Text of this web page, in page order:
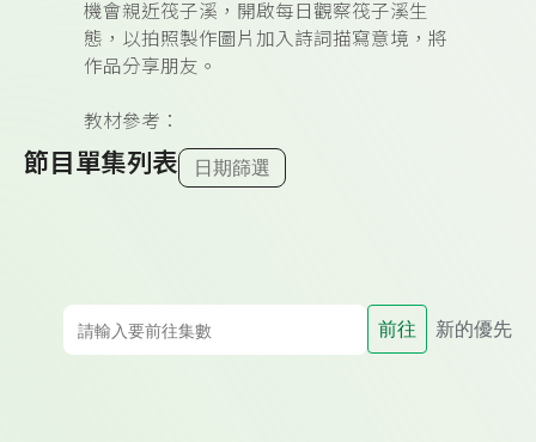
機會親近筏子溪，開啟每日觀察筏子溪生
態，以拍照製作圖片加入詩詞描寫意境，將
作品分享朋友。
教材參考：
節目單集列表 日期篩選
前往 新的優先